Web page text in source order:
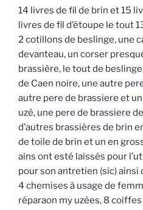
14 livres de fil de brin et 15
livres de fil d’étoupe le tout
2 cotillons de beslinge, une
devanteau, un corser
brassière, le tout de
de Caen noire, une autre
autre pere de brassiere et
uzé, une pere de brassiere
d’autres brassières de brin
de toile de brin et un en
ains ont esté laissés pour
pour son antretien (sic) ainsi
4 chemises à usage de
réparaon my uzées, 8